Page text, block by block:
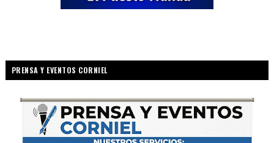
PRENSA Y EVENTOS CORNIEL